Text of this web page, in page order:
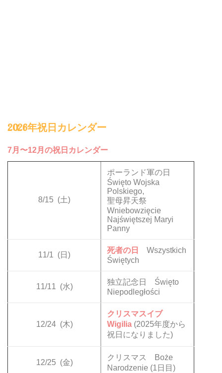
2026年祝日カレンダー
7月〜12月の祝日カレンダー
8/15 (土)
ポーランド軍の日
Święto Wojska
Polskiego,
聖母昇天祭
Wniebowzięcie
Najświętszej Maryi
Panny
11/1 (日)
死者の日
Wszystkich
Świętych
11/11 (水)
独立記念日 Święto
Niepodległości
12/24 (木)
クリスマスイブ
Wigilia (2025年度から
祝日になりました)
12/25 (金)
クリスマス Boże
Narodzenie (1日目)